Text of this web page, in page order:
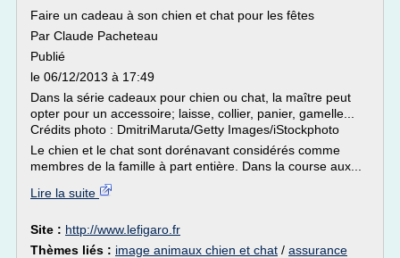
Faire un cadeau à son chien et chat pour les fêtes
Par Claude Pacheteau
Publié
le 06/12/2013 à 17:49
Dans la série cadeaux pour chien ou chat, la maître peut
opter pour un accessoire; laisse, collier, panier, gamelle...
Crédits photo : DmitriMaruta/Getty Images/iStockphoto
Le chien et le chat sont dorénavant considérés comme
membres de la famille à part entière. Dans la course aux...
Lire la suite
Site : http://www.lefigaro.fr
Thèmes liés : image animaux chien et chat / assurance